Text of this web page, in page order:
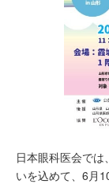
日本眼科医会で
いを込めて、6月